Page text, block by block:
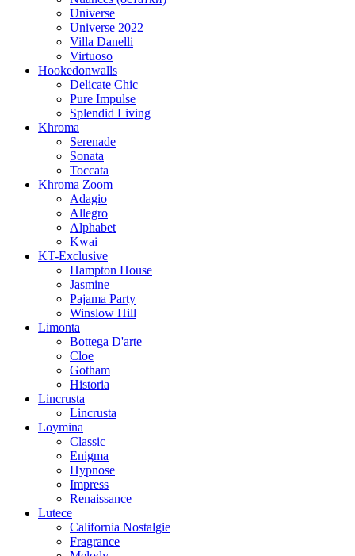
Universe
Universe 2022
Villa Danelli
Virtuoso
Hookedonwalls
Delicate Chic
Pure Impulse
Splendid Living
Khroma
Serenade
Sonata
Toccata
Khroma Zoom
Adagio
Allegro
Alphabet
Kwai
KT-Exclusive
Hampton House
Jasmine
Pajama Party
Winslow Hill
Limonta
Bottega D'arte
Cloe
Gotham
Historia
Lincrusta
Lincrusta
Loymina
Classic
Enigma
Hypnose
Impress
Renaissance
Lutece
California Nostalgie
Fragrance